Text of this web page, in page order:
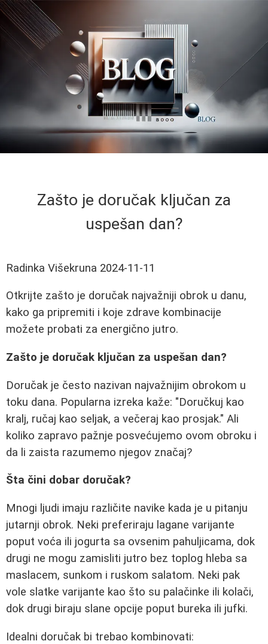
Zašto je doručak ključan za
uspešan dan?
Radinka Višekruna 2024-11-11
Otkrijte zašto je doručak najvažniji obrok u danu,
kako ga pripremiti i koje zdrave kombinacije
možete probati za energično jutro.
Zašto je doručak ključan za uspešan dan?
Doručak je često nazivan najvažnijim obrokom u
toku dana. Popularna izreka kaže: "Doručkuj kao
kralj, ručaj kao seljak, a večeraj kao prosjak." Ali
koliko zapravo pažnje posvećujemo ovom obroku i
da li zaista razumemo njegov značaj?
Šta čini dobar doručak?
Mnogi ljudi imaju različite navike kada je u pitanju
jutarnji obrok. Neki preferiraju lagane varijante
poput voća ili jogurta sa ovsenim pahuljicama, dok
drugi ne mogu zamisliti jutro bez toplog hleba sa
maslacem, sunkom i ruskom salatom. Neki pak
vole slatke varijante kao što su palačinke ili kolači,
dok drugi biraju slane opcije poput bureka ili jufki.
Idealni doručak bi trebao kombinovati: